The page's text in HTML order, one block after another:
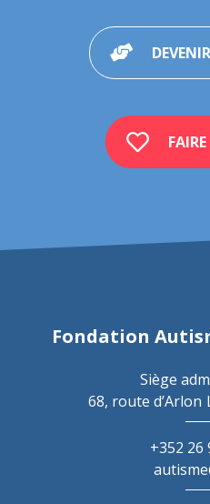
Fondation
Siège
68, route d’Arlon
+352 26